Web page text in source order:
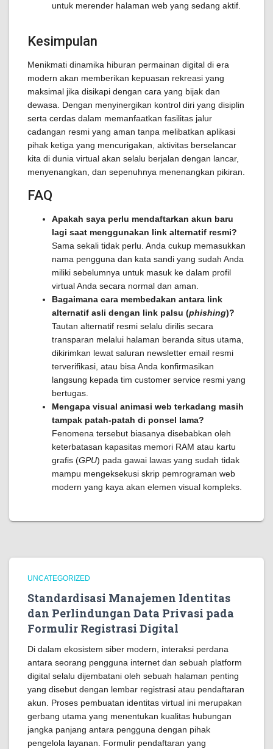
untuk merender halaman web yang sedang aktif.
Kesimpulan
Menikmati dinamika hiburan permainan digital di era
modern akan memberikan kepuasan rekreasi yang
maksimal jika disikapi dengan cara yang bijak dan
dewasa. Dengan menyinergikan kontrol diri yang disiplin
serta cerdas dalam memanfaatkan fasilitas jalur
cadangan resmi yang aman tanpa melibatkan aplikasi
pihak ketiga yang mencurigakan, aktivitas berselancar
kita di dunia virtual akan selalu berjalan dengan lancar,
menyenangkan, dan sepenuhnya menenangkan pikiran.
FAQ
Apakah saya perlu mendaftarkan akun baru
lagi saat menggunakan link alternatif resmi?
Sama sekali tidak perlu. Anda cukup memasukkan
nama pengguna dan kata sandi yang sudah Anda
miliki sebelumnya untuk masuk ke dalam profil
virtual Anda secara normal dan aman.
Bagaimana cara membedakan antara link
alternatif asli dengan link palsu (phishing)?
Tautan alternatif resmi selalu dirilis secara
transparan melalui halaman beranda situs utama,
dikirimkan lewat saluran newsletter email resmi
terverifikasi, atau bisa Anda konfirmasikan
langsung kepada tim customer service resmi yang
bertugas.
Mengapa visual animasi web terkadang masih
tampak patah-patah di ponsel lama?
Fenomena tersebut biasanya disebabkan oleh
keterbatasan kapasitas memori RAM atau kartu
grafis (GPU) pada gawai lawas yang sudah tidak
mampu mengeksekusi skrip pemrograman web
modern yang kaya akan elemen visual kompleks.
UNCATEGORIZED
Standardisasi Manajemen Identitas
dan Perlindungan Data Privasi pada
Formulir Registrasi Digital
Di dalam ekosistem siber modern, interaksi perdana
antara seorang pengguna internet dan sebuah platform
digital selalu dijembatani oleh sebuah halaman penting
yang disebut dengan lembar registrasi atau pendaftaran
akun. Proses pembuatan identitas virtual ini merupakan
gerbang utama yang menentukan kualitas hubungan
jangka panjang antara pengguna dengan pihak
pengelola layanan. Formulir pendaftaran yang